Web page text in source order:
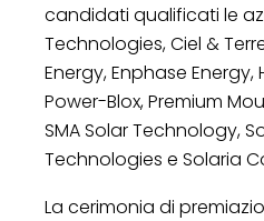
candidati qualificati le
Technologies, Ciel &
Energy, Enphase Energy,
Power-Blox, Premium
SMA Solar Technology,
Technologies e Solaria
La cerimonia di